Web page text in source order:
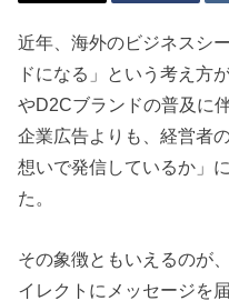
近年、海外のビジネスシ
ドになる」という考え方
やD2Cブランドの普及に
企業広告よりも、経営者
想いで発信しているか」
た。
その象徴ともいえるのが
イレクトにメッセージを